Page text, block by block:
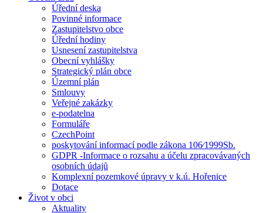
Úřední deska
Povinné informace
Zastupitelstvo obce
Úřední hodiny
Usnesení zastupitelstva
Obecní vyhlášky
Strategický plán obce
Územní plán
Smlouvy
Veřejné zakázky
e-podatelna
Formuláře
CzechPoint
poskytování informací podle zákona 106⁄1999Sb.
GDPR -Informace o rozsahu a účelu zpracovávaných
osobních údajů
Komplexní pozemkové úpravy v k.ú. Hořenice
Dotace
Život v obci
Aktuality